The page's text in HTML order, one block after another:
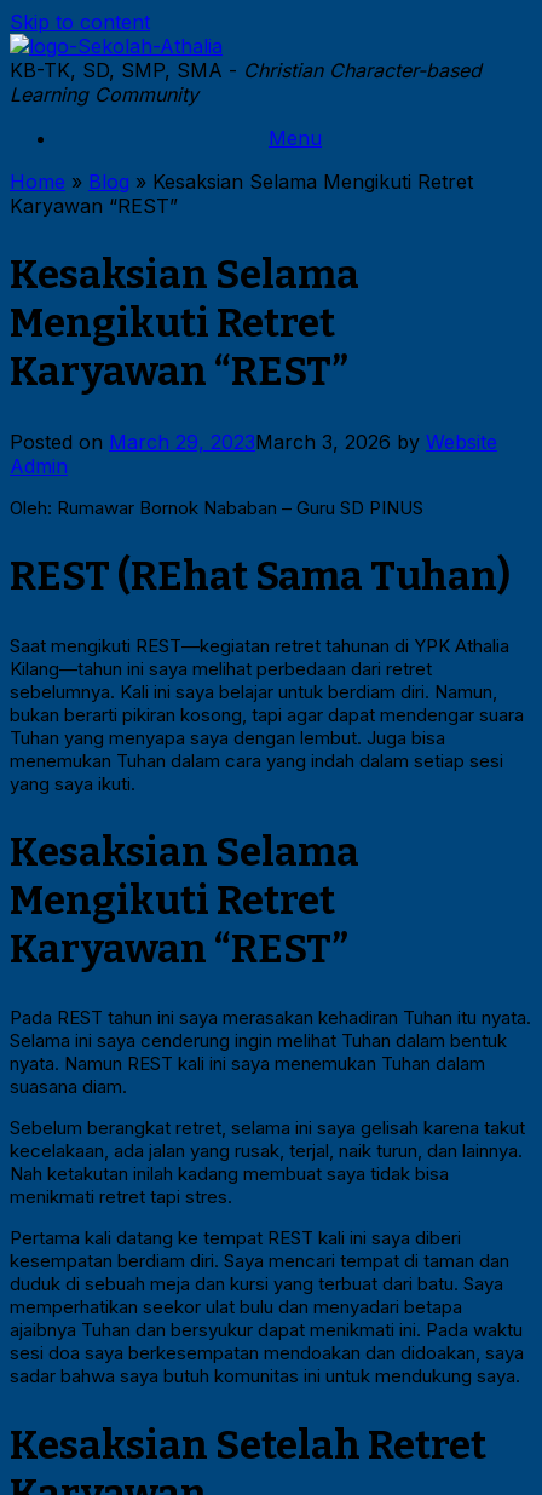
Skip to content
KB-TK, SD, SMP, SMA - Christian Character-based
Learning Community
Menu
Home » Blog » Kesaksian Selama Mengikuti Retret
Karyawan “REST”
Kesaksian Selama
Mengikuti Retret
Karyawan “REST”
Posted on March 29, 2023March 3, 2026 by Website
Admin
Oleh: Rumawar Bornok Nababan – Guru SD PINUS
REST (REhat Sama Tuhan)
Saat mengikuti REST—kegiatan retret tahunan di YPK Athalia
Kilang—tahun ini saya melihat perbedaan dari retret
sebelumnya. Kali ini saya belajar untuk berdiam diri. Namun,
bukan berarti pikiran kosong, tapi agar dapat mendengar suara
Tuhan yang menyapa saya dengan lembut. Juga bisa
menemukan Tuhan dalam cara yang indah dalam setiap sesi
yang saya ikuti.
Kesaksian Selama
Mengikuti Retret
Karyawan “REST”
Pada REST tahun ini saya merasakan kehadiran Tuhan itu nyata.
Selama ini saya cenderung ingin melihat Tuhan dalam bentuk
nyata. Namun REST kali ini saya menemukan Tuhan dalam
suasana diam.
Sebelum berangkat retret, selama ini saya gelisah karena takut
kecelakaan, ada jalan yang rusak, terjal, naik turun, dan lainnya.
Nah ketakutan inilah kadang membuat saya tidak bisa
menikmati retret tapi stres.
Pertama kali datang ke tempat REST kali ini saya diberi
kesempatan berdiam diri. Saya mencari tempat di taman dan
duduk di sebuah meja dan kursi yang terbuat dari batu. Saya
memperhatikan seekor ulat bulu dan menyadari betapa
ajaibnya Tuhan dan bersyukur dapat menikmati ini. Pada waktu
sesi doa saya berkesempatan mendoakan dan didoakan, saya
sadar bahwa saya butuh komunitas ini untuk mendukung saya.
Kesaksian Setelah Retret